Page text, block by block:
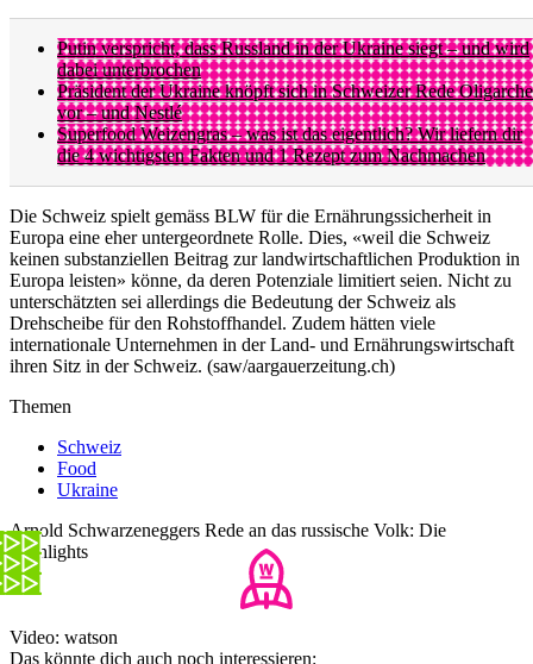
Putin verspricht, dass Russland in der Ukraine siegt – und wird
dabei unterbrochen
Präsident der Ukraine knöpft sich in Schweizer Rede
vor – und Nestlé
Superfood Weizengras – was ist das eigentlich? Wir liefern dir
die 4 wichtigsten Fakten und 1 Rezept zum Nachmachen
Die Schweiz spielt gemäss BLW für die Ernährungssicherheit in
Europa eine eher untergeordnete Rolle. Dies, «weil die Schweiz
keinen substanziellen Beitrag zur landwirtschaftlichen Produktion in
Europa leisten» könne, da deren Potenziale limitiert seien. Nicht zu
unterschätzten sei allerdings die Bedeutung der Schweiz als
Drehscheibe für den Rohstoffhandel. Zudem hätten viele
internationale Unternehmen in der Land- und Ernährungswirtschaft
ihren Sitz in der Schweiz. (saw/aargauerzeitung.ch)
Themen
Schweiz
Food
Ukraine
Arnold Schwarzeneggers Rede an das russische Volk: Die
Highlights
Video: watson
Das könnte dich auch noch interessieren: